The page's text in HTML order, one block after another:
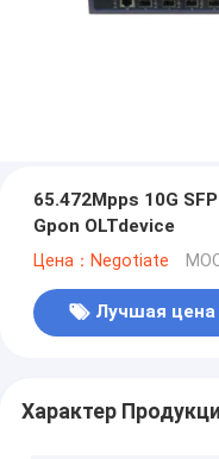
65.472Mpps 10G
Gpon OLTdevice
Цена：Negotiate
Лучшая цена
Характер